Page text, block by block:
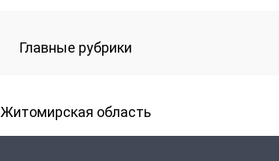
Главные рубрики
Житомирская область